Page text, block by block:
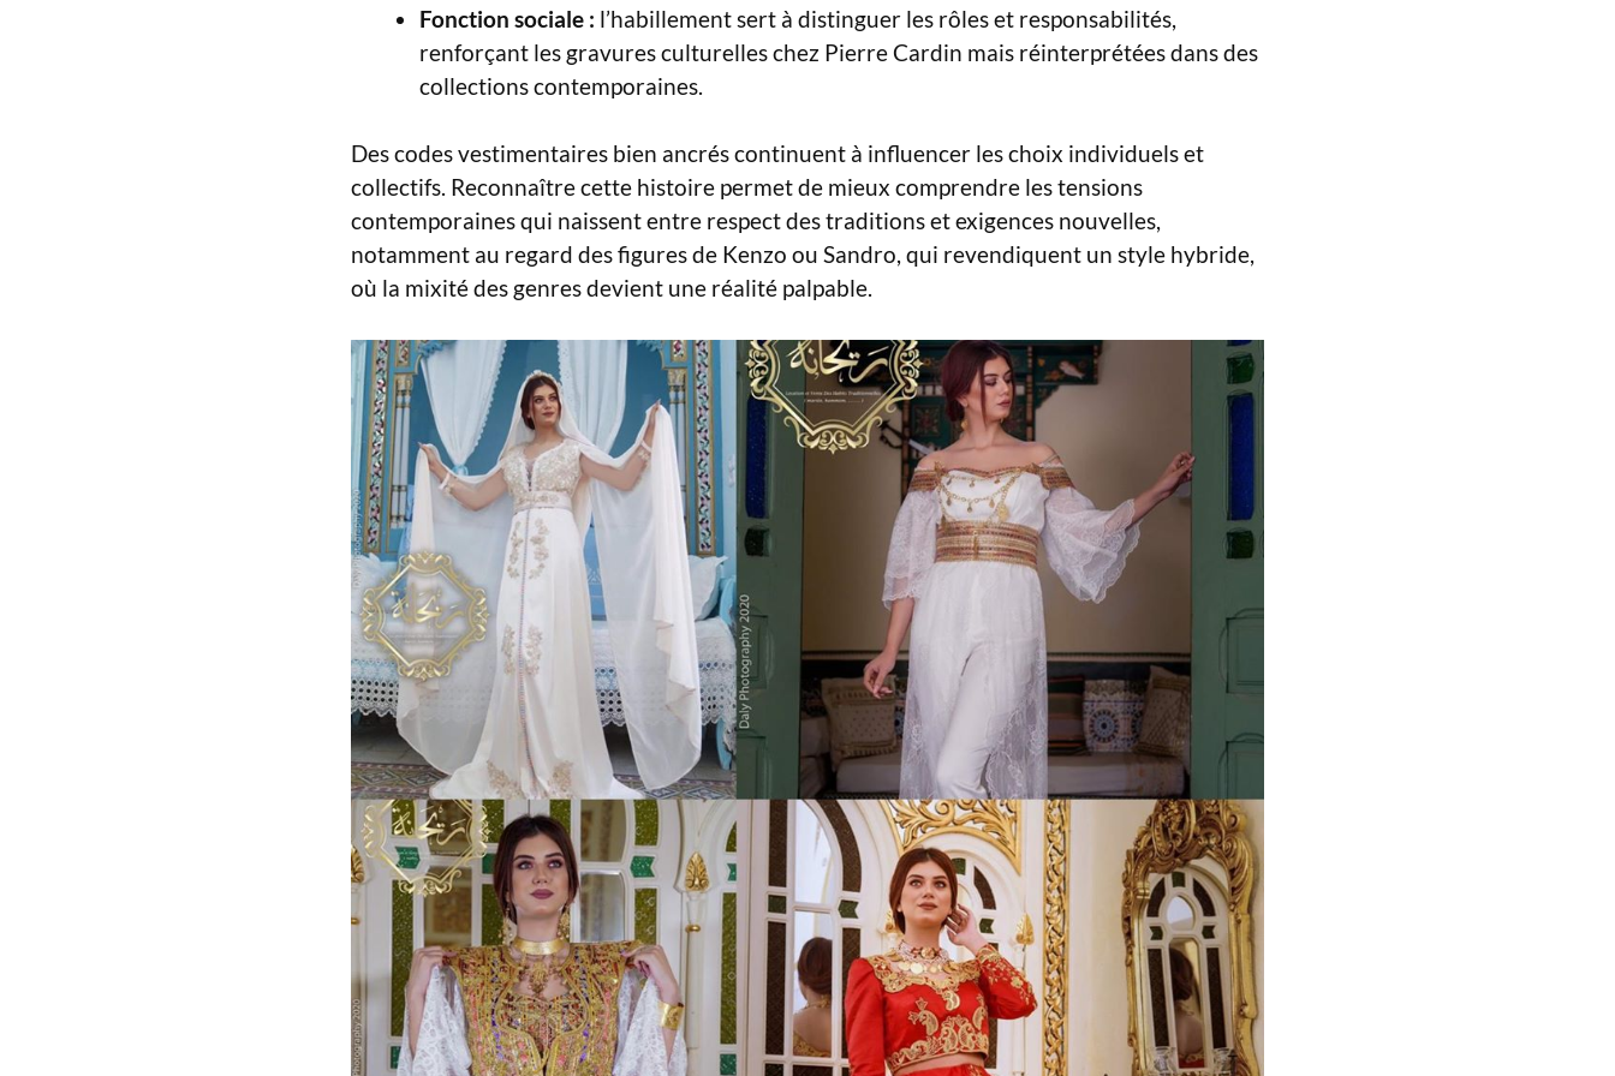
Fonction sociale : l’habillement sert à distinguer les rôles et responsabilités,
renforçant les gravures culturelles chez Pierre Cardin mais réinterprétées dans des
collections contemporaines.
Des codes vestimentaires bien ancrés continuent à influencer les choix individuels et
collectifs. Reconnaître cette histoire permet de mieux comprendre les tensions
contemporaines qui naissent entre respect des traditions et exigences nouvelles,
notamment au regard des figures de Kenzo ou Sandro, qui revendiquent un style hybride,
où la mixité des genres devient une réalité palpable.